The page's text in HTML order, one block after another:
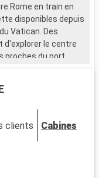
Rome en train en
disponibles depuis
Vatican. Des
le centre
proches du port
d'histoire, abrite
la Forteresse
offrant de
clients Cabines